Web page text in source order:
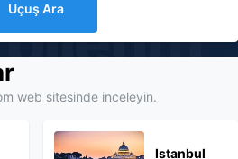
biletim
Uçuş Ara
web sitesinde inceleyin.
Istanbul